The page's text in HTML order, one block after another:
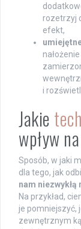
rozetrzyj
efekt,
i
Jakie
wpływ
Sposób, w jaki
dla tego, jak
nam
Na przykład,
je pomniejszyć,
zewnętrznym